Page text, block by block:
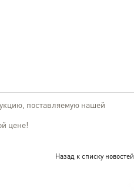
поставляемую нашей
цене!
Назад к списку новостей